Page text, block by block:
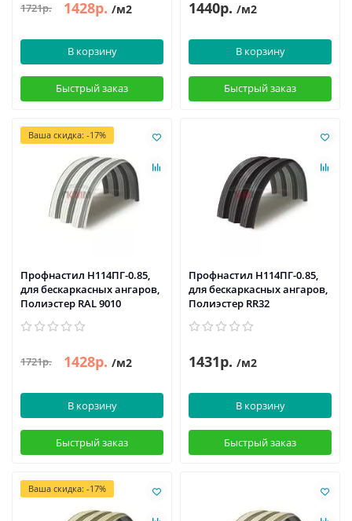
1721р. 1428р. /м2
В корзину
Быстрый заказ
1440р. /м2
В корзину
Быстрый заказ
Ваша скидка: -17%
Профнастил H114ПГ-0.85,
для бескаркасных ангаров,
Полиэстер RAL 9010
1721р. 1428р. /м2
В корзину
Быстрый заказ
Профнастил H114ПГ-0.85,
для бескаркасных ангаров,
Полиэстер RR32
1431р. /м2
В корзину
Быстрый заказ
Ваша скидка: -17%